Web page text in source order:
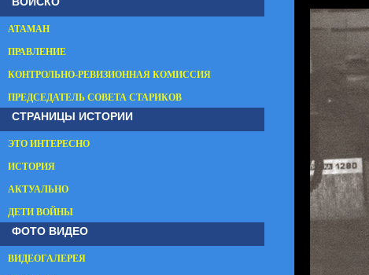
АТАМАН
ПРАВЛЕНИЕ
КОНТРОЛЬНО-РЕВИЗИОННАЯ КОМИССИЯ
ПРЕДСЕДАТЕЛЬ СОВЕТА СТАРИКОВ
СТРАНИЦЫ ИСТОРИИ
ЭТО ИНТЕРЕСНО
ИСТОРИЯ
АКТУАЛЬНО
ДЕТИ ВОЙНЫ
ФОТО ВИДЕО
ВИДЕОГАЛЕРЕЯ